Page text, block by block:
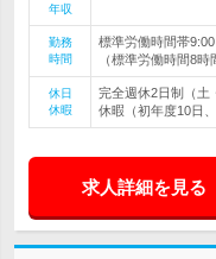
年収
勤務
時間
標準労働時間帯
（標準労働時間8時
休日
休暇
完全週休2日制（土
休暇（初年度10日
求人詳細を見る